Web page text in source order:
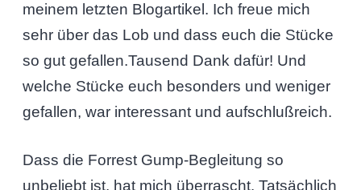
meinem letzten Blogartikel. Ich freue mich
sehr über das Lob und dass euch die Stücke
so gut gefallen.Tausend Dank dafür! Und
welche Stücke euch besonders und weniger
gefallen, war interessant und aufschlußreich.
Dass die Forrest Gump-Begleitung so
unbeliebt ist, hat mich überrascht. Tatsächlich